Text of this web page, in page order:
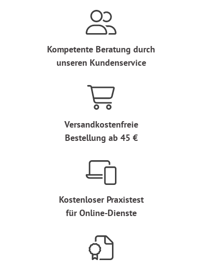
Kompetente Beratung durch
unseren Kundenservice
Versandkostenfreie
Bestellung ab 45 €
Kostenloser Praxistest
für Online-Dienste